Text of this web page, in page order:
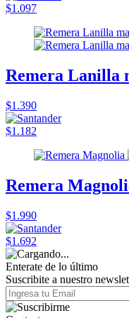
$1.097
Remera Lanilla
$1.390
$1.182
Remera
$1.990
$1.692
Enterate de lo último
Suscribite a nuestro